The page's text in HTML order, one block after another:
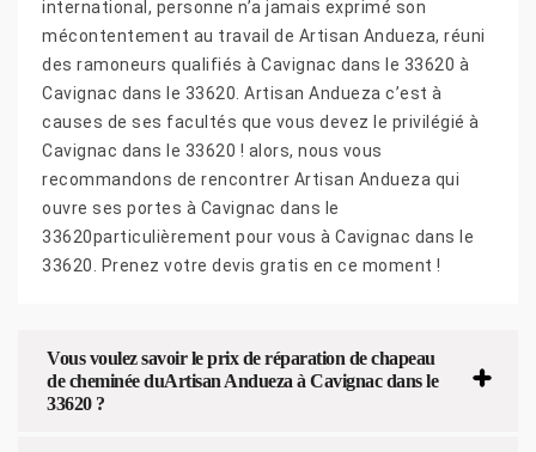
international, personne n’a jamais exprimé son
mécontentement au travail de Artisan Andueza, réuni
des ramoneurs qualifiés à Cavignac dans le 33620 à
Cavignac dans le 33620. Artisan Andueza c’est à
causes de ses facultés que vous devez le privilégié à
Cavignac dans le 33620 ! alors, nous vous
recommandons de rencontrer Artisan Andueza qui
ouvre ses portes à Cavignac dans le
33620particulièrement pour vous à Cavignac dans le
33620. Prenez votre devis gratis en ce moment !
Vous voulez savoir le prix de réparation de chapeau
de cheminée duArtisan Andueza à Cavignac dans le
33620 ?